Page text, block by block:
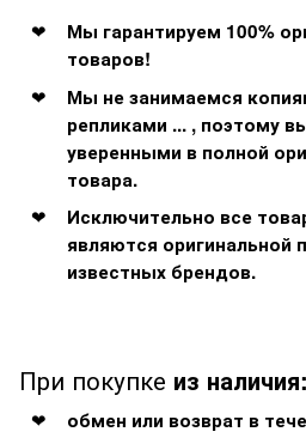
Мы гарантируем 100%
товаров!
Мы не занимаемся
репликами ... , поэтому
уверенными в полной
товара.
Исключительно все
являются оригинальной
известных брендов.
При покупке из наличия:
обмен или возврат в